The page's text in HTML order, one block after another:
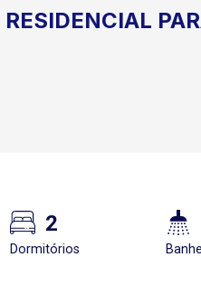
RESIDENCIAL
2
Dormitórios